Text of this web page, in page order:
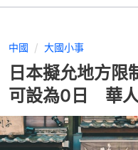
中國 大國小事
日本擬允地方
可設為0日 華